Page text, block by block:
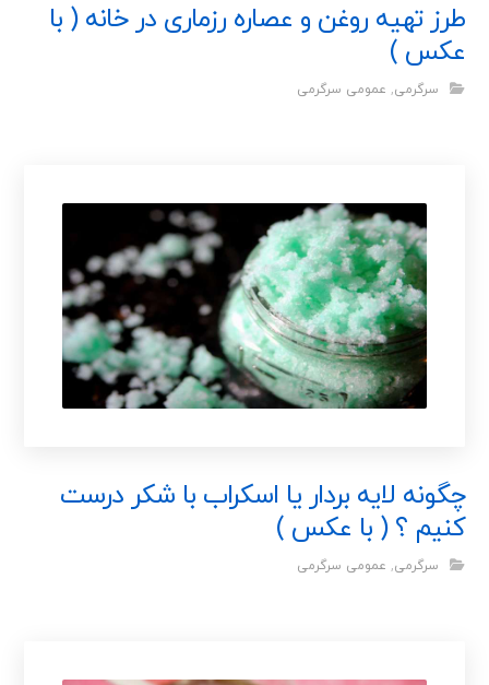
طرز تهیه روغن و عصاره رزماری در خانه ( با
عکس )
سرگرمی, عمومی سرگرمی
چگونه لایه بردار یا اسکراب با شکر درست
کنیم ؟ ( با عکس )
سرگرمی, عمومی سرگرمی